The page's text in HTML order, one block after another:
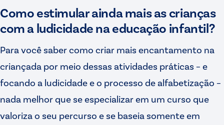
Como estimular ainda mais as crianças
com a ludicidade na educação infantil?
Para você saber como criar mais encantamento na
criançada por meio dessas atividades práticas – e
focando a ludicidade e o processo de alfabetização –
nada melhor que se especializar em um curso que
valoriza o seu percurso e se baseia somente em